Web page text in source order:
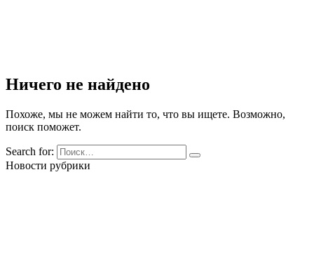
Ничего не найдено
Похоже, мы не можем найти то, что вы ищете. Возможно,
поиск поможет.
Search for:
Новости рубрики